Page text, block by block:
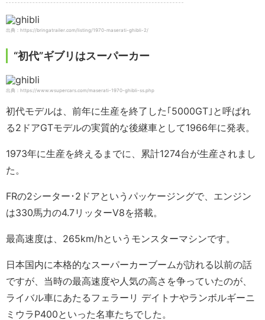
出典：https://bringatrailer.com/listing/1970-maserati-ghibli-2/
“初代”ギブリはスーパーカー
出典：https://www.wsupercars.com/maserati-1970-ghibli-ss.php
初代モデルは、前年に生産を終了した｢5000GT｣と呼ばれ
る2ドアGTモデルの実質的な後継車として1966年に発表。
1973年に生産を終えるまでに、累計1274台が生産されまし
た。
FRの2シーター･2ドアというパッケージングで、エンジン
は330馬力の4.7リッターV8を搭載。
最高速度は、265km/hというモンスターマシンです。
日本国内に本格的なスーパーカーブームが訪れる以前の話
ですが、当時の最高速度や人気の高さを争っていたのが、
ライバル車にあたるフェラーリ デイトナやランボルギーニ
ミウラP400といった名車たちでした。